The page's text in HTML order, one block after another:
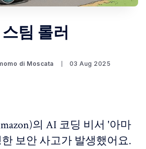
스팀 롤러
di Moscata 03 Aug 2025
의 AI 코딩 비서 '아마
보안 사고가 발생했어요.